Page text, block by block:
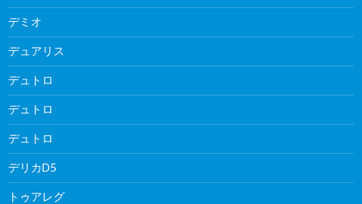
デミオ
デュアリス
デュトロ
デュトロ
デュトロ
デリカD5
トゥアレグ